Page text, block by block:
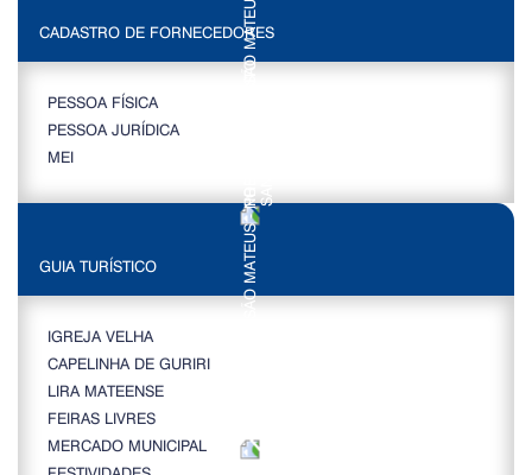
CADASTRO DE FORNECEDORES
PESSOA FÍSICA
PESSOA JURÍDICA
MEI
GUIA TURÍSTICO
IGREJA VELHA
CAPELINHA DE GURIRI
LIRA MATEENSE
FEIRAS LIVRES
MERCADO MUNICIPAL